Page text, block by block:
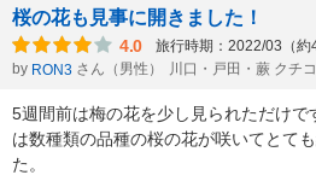
桜の花も見事に開きました！
4.0 旅行時期：2022/03（約4
by RON3 さん（男性） 川口・戸田・蕨 クチ
5週間前は梅の花を少し見られただけで
は数種類の品種の桜の花が咲いてとて
た。